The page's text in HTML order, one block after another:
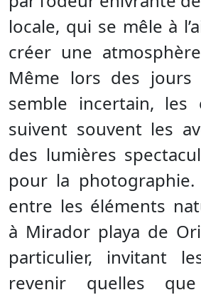
locale, qui se mêle à
créer une
Même lors des
semble incertain, les
suivent souvent les
des lumières
pour la photographie.
entre les éléments
à Mirador playa de
particulier, invitant
revenir quelles